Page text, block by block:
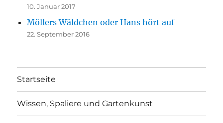
10. Januar 2017
Möllers Wäldchen oder Hans hört auf
22. September 2016
Startseite
Wissen, Spaliere und Gartenkunst